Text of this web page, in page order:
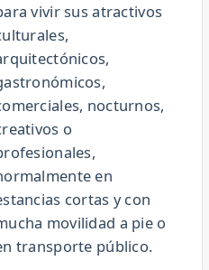
vivir sus atractivos
nocturnos,
o
en
cortas y con
movilidad a pie o
transporte público.